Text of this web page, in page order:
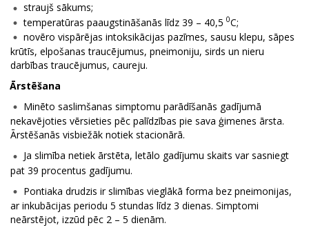
straujš sākums;
temperatūras paaugstināšanās līdz 39 – 40,5 0C;
novēro vispārējas intoksikācijas pazīmes, sausu klepu, sāpes
krūtīs, elpošanas traucējumus, pneimoniju, sirds un nieru
darbības traucējumus, caureju.
Ārstēšana
Minēto saslimšanas simptomu parādīšanās gadījumā
nekavējoties vērsieties pēc palīdzības pie sava ģimenes ārsta.
Ārstēšanās visbiežāk notiek stacionārā.
Ja slimība netiek ārstēta, letālo gadījumu skaits var sasniegt
pat 39 procentus gadījumu.
Pontiaka drudzis ir slimības vieglākā forma bez pneimonijas,
ar inkubācijas periodu 5 stundas līdz 3 dienas. Simptomi
neārstējot, izzūd pēc 2 – 5 dienām.